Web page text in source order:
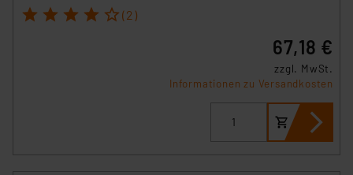
1 2 3 4 5 (2)
67,18 €
zzgl. MwSt.
Informationen zu Versandkosten